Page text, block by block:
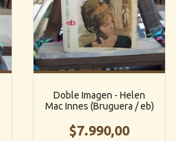
Doble Imagen - Helen
Mac Innes (Bruguera / eb)
$7.990,00